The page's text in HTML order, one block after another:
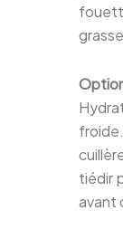
tiédir
avant